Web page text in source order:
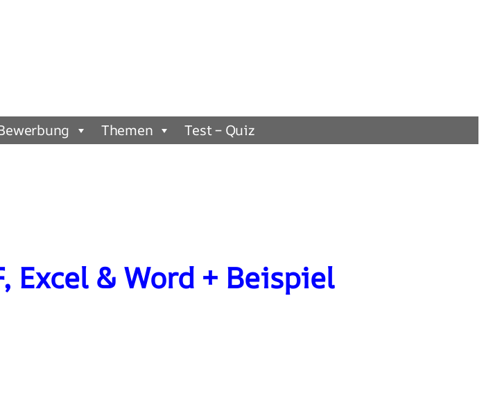
Themen Test – Quiz
Excel & Word + Beispiel